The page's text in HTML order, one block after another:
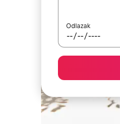
Odlazak